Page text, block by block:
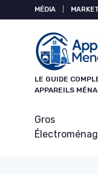
MÉDIA
LE GUIDE
APPAREILS
Gros
Panneau de gestion